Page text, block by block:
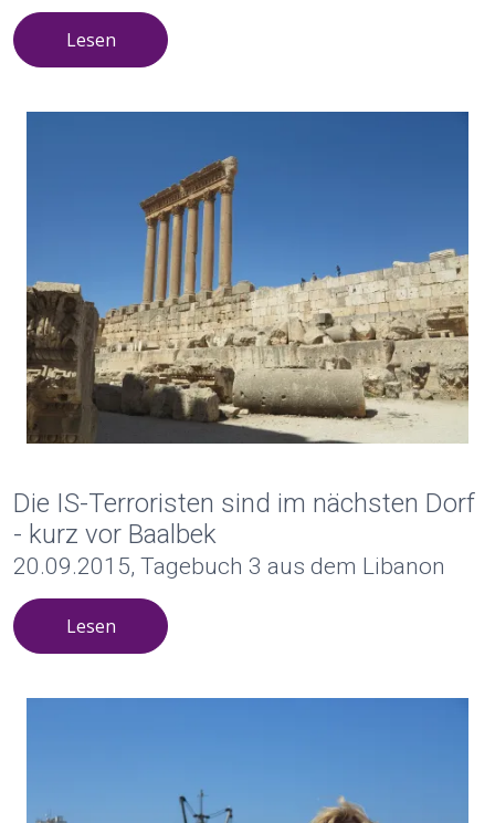
Lesen
Die IS-Terroristen sind im nächsten Dorf
- kurz vor Baalbek
20.09.2015, Tagebuch 3 aus dem Libanon
Lesen